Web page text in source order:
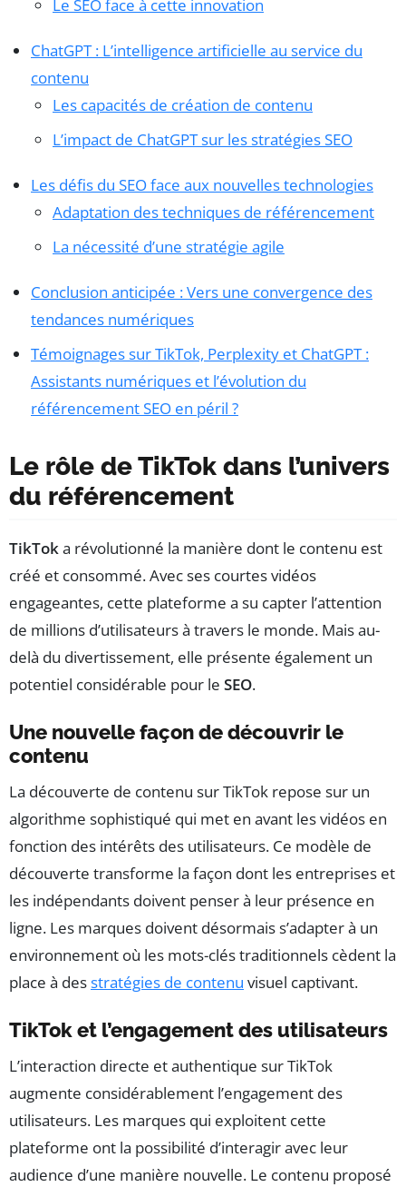
Le SEO face à cette innovation
ChatGPT : L’intelligence artificielle au service du
contenu
Les capacités de création de contenu
L’impact de ChatGPT sur les stratégies SEO
Les défis du SEO face aux nouvelles technologies
Adaptation des techniques de référencement
La nécessité d’une stratégie agile
Conclusion anticipée : Vers une convergence des
tendances numériques
Témoignages sur TikTok, Perplexity et ChatGPT :
Assistants numériques et l’évolution du
référencement SEO en péril ?
Le rôle de TikTok dans l’univers
du référencement
TikToka révolutionné la manière dont le contenu est
créé et consommé. Avec ses courtes vidéos
engageantes, cette plateforme a su capter l’attention
de millions d’utilisateurs à travers le monde. Mais au-
delà du divertissement, elle présente également un
potentiel considérable pour le SEO.
Une nouvelle façon de découvrir le
contenu
La découverte de contenu sur TikTok repose sur un
algorithme sophistiqué qui met en avant les vidéos en
fonction des intérêts des utilisateurs. Ce modèle de
découverte transforme la façon dont les entreprises et
les indépendants doivent penser à leur présence en
ligne. Les marques doivent désormais s’adapter à un
environnement où les mots-clés traditionnels cèdent la
place à desstratégies de contenu visuel captivant.
TikTok et l’engagement des utilisateurs
L’interaction directe et authentique sur TikTok
augmente considérablement l’engagement des
utilisateurs. Les marques qui exploitent cette
plateforme ont la possibilité d’interagir avec leur
audience d’une manière nouvelle. Le contenu proposé